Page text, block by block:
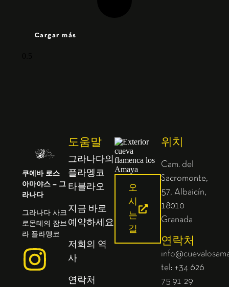
Cargar más
쿠에바 로스
아마야스 – 그
라나다
그라나다 사크
로몬테의 잠브
라 플라멩코
도움말
그라나다의
플라멩코
타블라오
지금 바로
예약하세요
저희의 역
사
연락처
오
시
는
길
위치
Cam. del
Sacromonte,
57, Albaicín,
18010
Granada
연락처
tel: +34 626
75 91 29